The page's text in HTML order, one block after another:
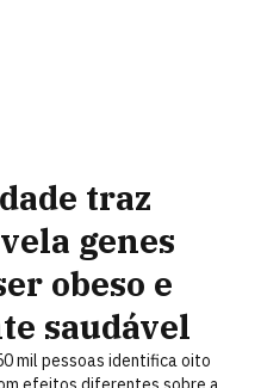
traz
genes
obeso e
saudável
mil pessoas identifica oito